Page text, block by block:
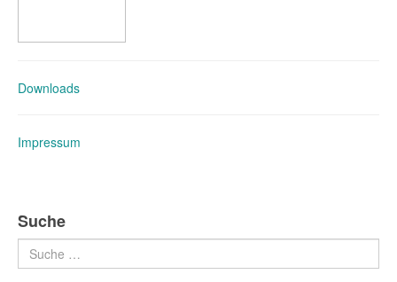
Downloads
Impressum
Suche
Suchen